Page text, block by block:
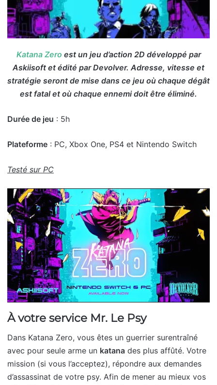
Katana Zero est un jeu d’action 2D développé par
Askiisoft et édité par Devolver. Adresse, vitesse et
stratégie seront de mise dans ce jeu où chaque dégât
est fatal et où chaque ennemi doit être éliminé.
Durée de jeu : 5h
Plateforme : PC, Xbox One, PS4 et Nintendo Switch
Testé sur PC
À votre service Mr. Le Psy
Dans Katana Zero, vous êtes un guerrier surentraîné
avec pour seule arme un katana des plus affûté. Votre
mission (si vous l’acceptez), répondre aux demandes
d’assassinat de votre psy. Afin de mener au mieux vos